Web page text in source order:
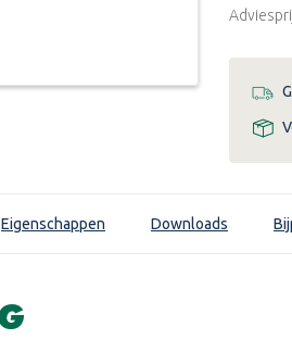
Eigenschappen Downloads